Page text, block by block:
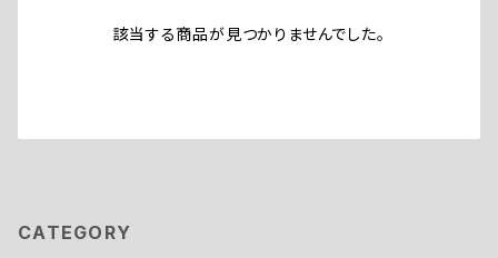
該当する商品が見つかりませんでした。
CATEGORY